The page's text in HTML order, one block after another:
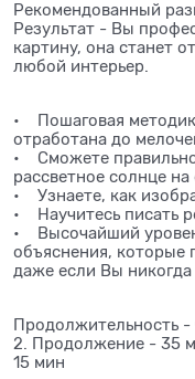
Рекомендованный
Результат - Вы
картину, она станет
любой интерьер.
• Пошаговая
отработана до
• Сможете правильно
рассветное солнце
• Узнаете, как
• Научитесь писать
• Высочайший
объяснения, которые
даже если Вы никогда
Продолжительность -
2. Продолжение - 35
15 мин